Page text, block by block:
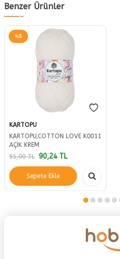
Benzer Ürünler
%5
KARTOPU
KARTOPU,COTTON LOVE K0011
AÇIK KREM
95,00TL 90,24TL
Sepete Ekle